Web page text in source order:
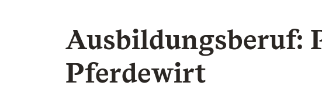
Ausbildungsberuf:
Pferdewirt